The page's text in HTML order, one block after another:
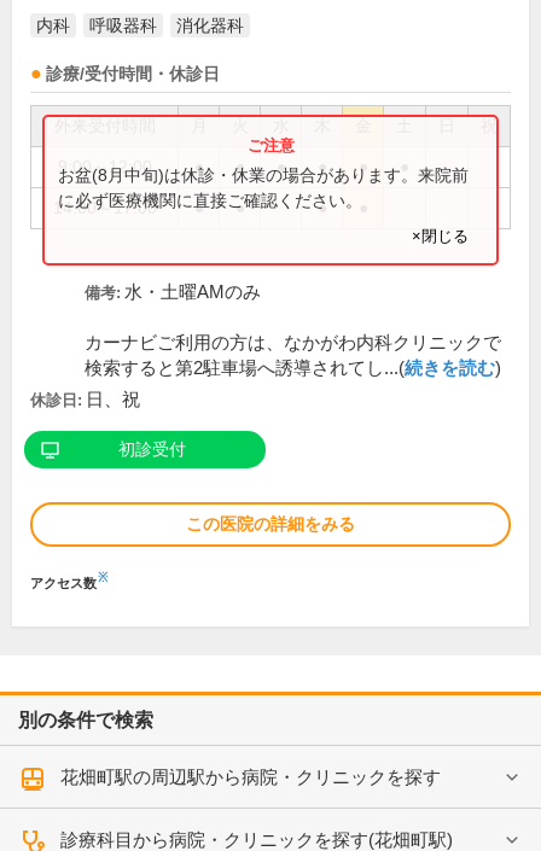
内科 呼吸器科 消化器科
診療/受付時間・休診日
祝
9:00～12:00 ● ● ● ● ●
14:00～17:00 ● ● ●
お盆(8月中旬)は休診・休業の場合があります。来院前
に必ず医療機関に直接ご確認ください。
×閉じる
備考: 水・土曜AMのみ
カーナビご利用の方は、なかがわ内科クリニックで
検索すると第2駐車場へ誘導されてし...(続きを読む)
休診日: 日、祝
初診受付
この医院の詳細をみる
アクセス数※
別の条件で検索
花畑町駅の周辺駅から病院・クリニックを探す
診療科目から病院・クリニックを探す(花畑町駅)